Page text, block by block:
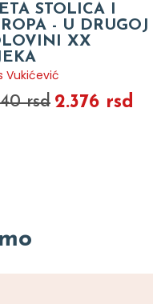
STOLICA I
- U DRUGOJ
XX
Vukićević
rsd 2.376 rsd